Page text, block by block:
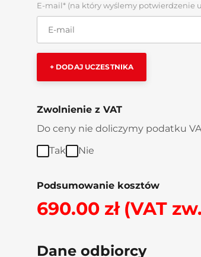
E-mail* (na który wyślemy potwierdzenie
+ DODAJ UCZESTNIKA
Zwolnienie z VAT
Do ceny nie doliczymy podatku
Tak
Nie
Podsumowanie kosztów
690.00 zł (VAT
Dane odbiorcy